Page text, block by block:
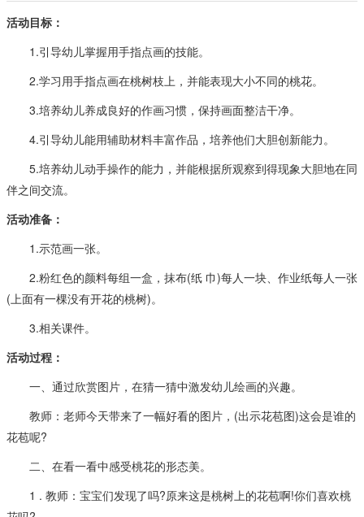
活动目标：
1.引导幼儿掌握用手指点画的技能。
2.学习用手指点画在桃树枝上，并能表现大小不同的桃花。
3.培养幼儿养成良好的作画习惯，保持画面整洁干净。
4.引导幼儿能用辅助材料丰富作品，培养他们大胆创新能力。
5.培养幼儿动手操作的能力，并能根据所观察到得现象大胆地在同
伴之间交流。
活动准备：
1.示范画一张。
2.粉红色的颜料每组一盒，抹布(纸 巾)每人一块、作业纸每人一张
(上面有一棵没有开花的桃树)。
3.相关课件。
活动过程：
一、通过欣赏图片，在猜一猜中激发幼儿绘画的兴趣。
教师：老师今天带来了一幅好看的图片，(出示花苞图)这会是谁的
花苞呢?
二、在看一看中感受桃花的形态美。
1 . 教师：宝宝们发现了吗?原来这是桃树上的花苞啊!你们喜欢桃